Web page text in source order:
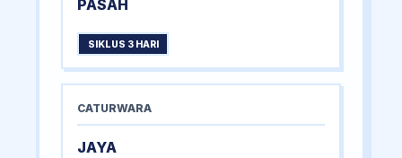
PASAH
SIKLUS 3 HARI
CATURWARA
JAYA